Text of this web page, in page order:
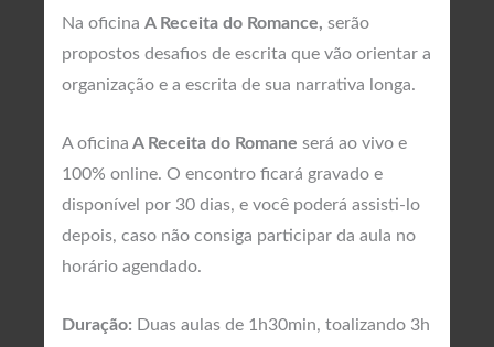
Na oficina A Receita do Romance, serão
propostos desafios de escrita que vão orientar a
organização e a escrita de sua narrativa longa.
A oficina A Receita do Romane será ao vivo e
100% online. O encontro ficará gravado e
disponível por 30 dias, e você poderá assisti-lo
depois, caso não consiga participar da aula no
horário agendado.
Duração: Duas aulas de 1h30min, toalizando 3h